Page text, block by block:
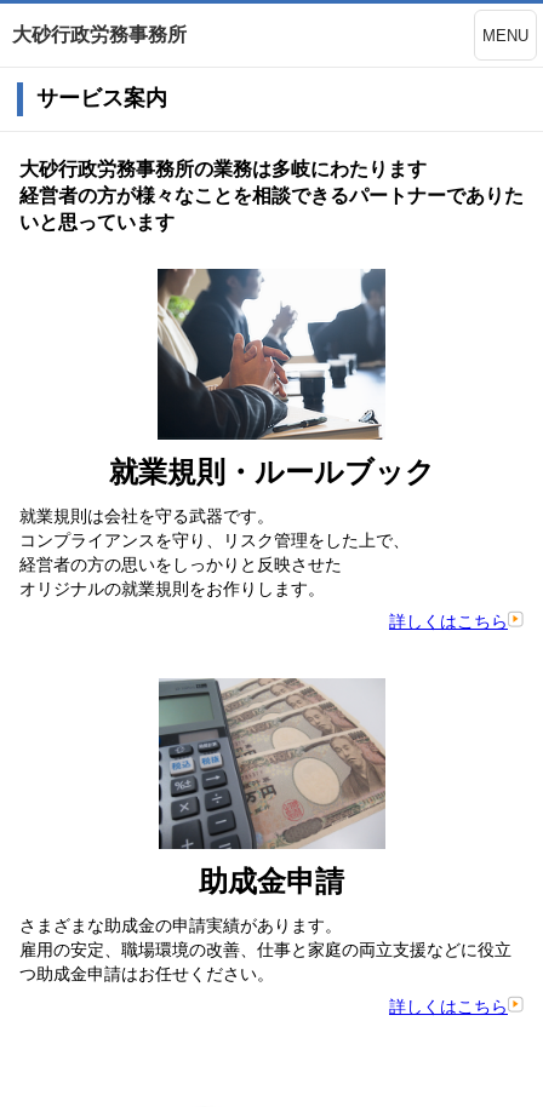
大砂行政労務事務所 MENU
サービス案内
大砂行政労務事務所の業務は多岐にわたります
経営者の方が様々なことを相談できるパートナーでありた
いと思っています
就業規則・ルールブック
就業規則は会社を守る武器です。
コンプライアンスを守り、リスク管理をした上で、
経営者の方の思いをしっかりと反映させた
オリジナルの就業規則をお作りします。
詳しくはこちら
助成金申請
さまざまな助成金の申請実績があります。
雇用の安定、職場環境の改善、仕事と家庭の両立支援などに役立
つ助成金申請はお任せください。
詳しくはこちら